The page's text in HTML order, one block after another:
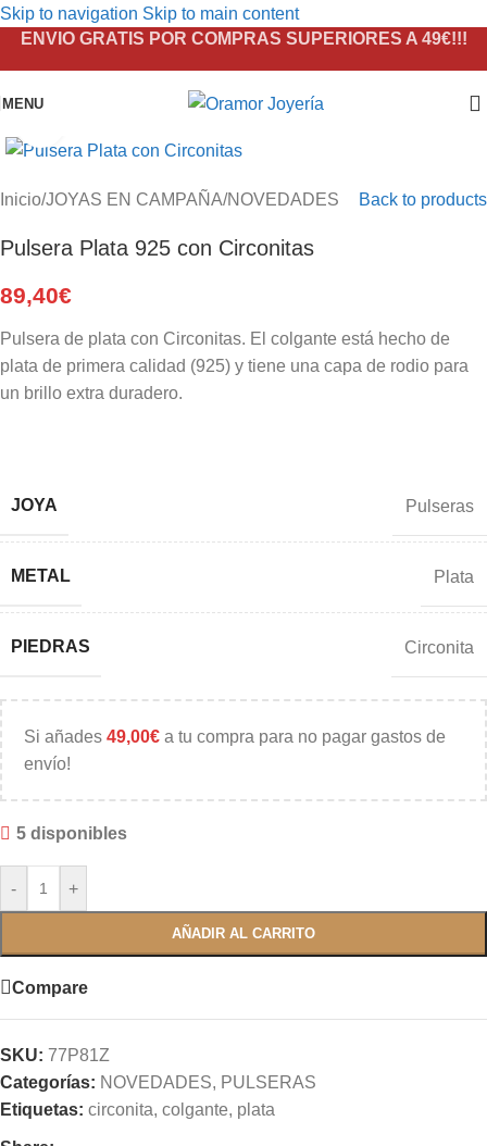
Skip to navigation Skip to main content
ENVIO GRATIS POR COMPRAS SUPERIORES A 49€!!!
MENU
Inicio/JOYAS EN CAMPAÑA/NOVEDADES Back to products
Pulsera Plata 925 con Circonitas
89,40€
Pulsera de plata con Circonitas. El colgante está hecho de
plata de primera calidad (925) y tiene una capa de rodio para
un brillo extra duradero.
JOYA Pulseras
METAL Plata
PIEDRAS Circonita
Si añades 49,00€ a tu compra para no pagar gastos de
envío!
5 disponibles
- +
AÑADIR AL CARRITO
Compare
SKU: 77P81Z
Categorías: NOVEDADES, PULSERAS
Etiquetas: circonita, colgante, plata